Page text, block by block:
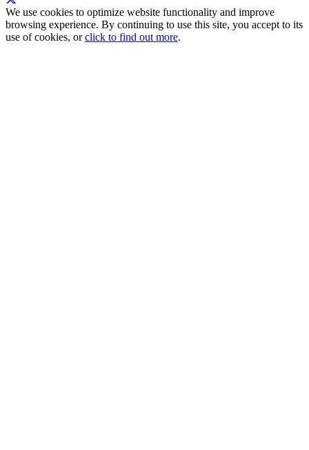
We use cookies to optimize website functionality and improve
browsing experience. By continuing to use this site, you accept to its
use of cookies, orclick to find out more.